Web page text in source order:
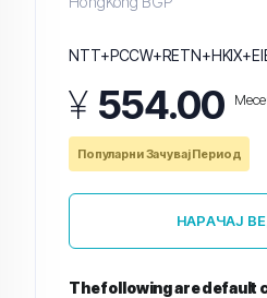
¥ 554.00
Популарни Зачувај Период
НАРАЧАЈ
The following are default